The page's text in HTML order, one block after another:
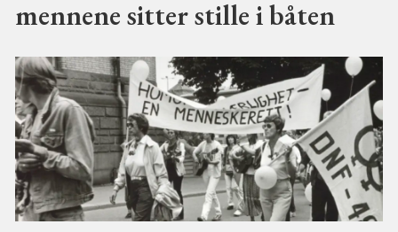
mennene sitter stille i båten